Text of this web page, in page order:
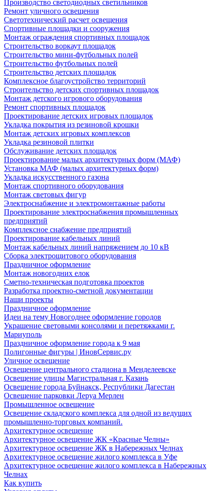
Производство светодиодных светильников
Ремонт уличного освещения
Светотехнический расчет освещения
Спортивные площадки и сооружения
Монтаж ограждения спортивных площадок
Строительство воркаут площадок
Строительство мини-футбольных полей
Строительство футбольных полей
Строительство детских площадок
Комплексное благоустройство территорий
Строительство детских спортивных площадок
Монтаж детского игрового оборудования
Ремонт спортивных площадок
Проектирование детских игровых площадок
Укладка покрытия из резиновой крошки
Монтаж детских игровых комплексов
Укладка резиновой плитки
Обслуживание детских площадок
Проектирование малых архитектурных форм (МАФ)
Установка МАФ (малых архитектурных форм)
Укладка искусственного газона
Монтаж спортивного оборудования
Монтаж световых фигур
Электроснабжение и электромонтажные работы
Проектирование электроснабжения промышленных
предприятий
Комплексное снабжение предприятий
Проектирование кабельных линий
Монтаж кабельных линий напряжением до 10 кВ
Сборка электрощитового оборудования
Праздничное оформление
Монтаж новогодних елок
Сметно-техническая подготовка проектов
Разработка проектно-сметной документации
Наши проекты
Праздничное оформление
Идеи на тему Новогоднее оформление городов
Украшение световыми консолями и перетяжками г.
Мариуполь
Праздничное оформление города к 9 мая
Полигонные фигуры | ИновСервис.ру
Уличное освещение
Освещение центрального стадиона в Менделеевске
Освещение улицы Магистральная г. Казань
Освещение города Буйнакск, Республики Дагестан
Освещение парковки Леруа Мерлен
Промышленное освещение
Освещение складского комплекса для одной из ведущих
промышленно-торговых компаний.
Архитектурное освещение
Архитектурное освещение ЖК «Красные Челны»
Архитектурное освещение ЖК в Набережных Челнах
Архитектурное освещение жилого комплекса в Уфе
Архитектурное освещение жилого комплекса в Набережных
Челнах
Как купить